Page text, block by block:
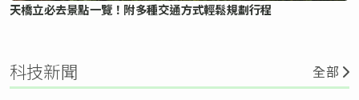
天橋立必去景點一覽！附多種交通方式輕鬆規劃行程
科技新聞 全部